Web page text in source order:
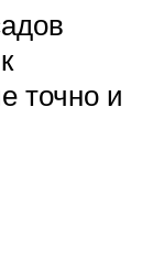
точно и